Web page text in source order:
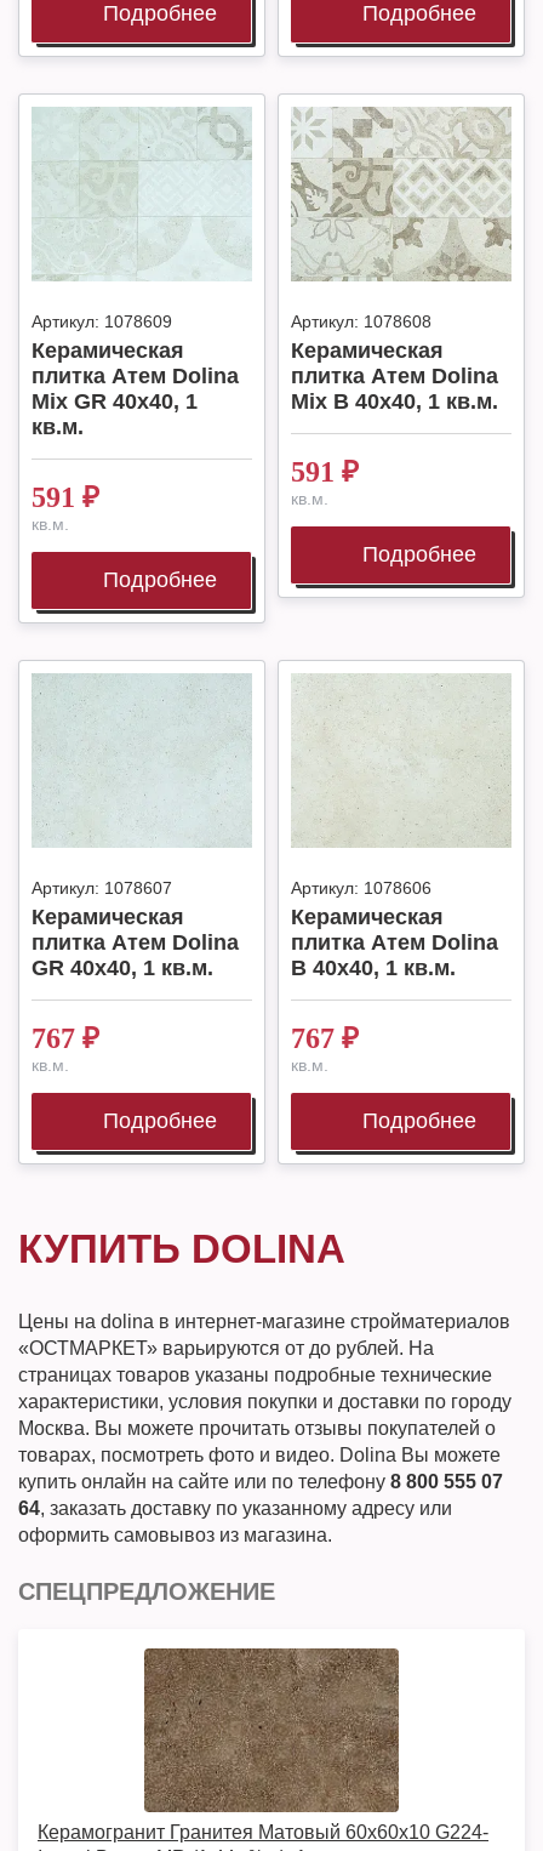
Подробнее Подробнее
Артикул: 1078609
Керамическая
плитка Атем Dolina
Mix GR 40x40, 1
кв.м.
591 ₽
кв.м.
Подробнее
Артикул: 1078608
Керамическая
плитка Атем Dolina
Mix B 40x40, 1 кв.м.
591 ₽
кв.м.
Подробнее
Артикул: 1078607
Керамическая
плитка Атем Dolina
GR 40x40, 1 кв.м.
767 ₽
кв.м.
Подробнее
Артикул: 1078606
Керамическая
плитка Атем Dolina
B 40x40, 1 кв.м.
767 ₽
кв.м.
Подробнее
КУПИТЬ DOLINA
Цены на dolina в интернет-магазине стройматериалов
«ОСТМАРКЕТ» варьируются от до рублей. На
страницах товаров указаны подробные технические
характеристики, условия покупки и доставки по городу
Москва. Вы можете прочитать отзывы покупателей о
товарах, посмотреть фото и видео. Dolina Вы можете
купить онлайн на сайте или по телефону 8 800 555 07
64, заказать доставку по указанному адресу или
оформить самовывоз из магазина.
СПЕЦПРЕДЛОЖЕНИЕ
Керамогранит Гранитея Матовый 60х60х10 G224-